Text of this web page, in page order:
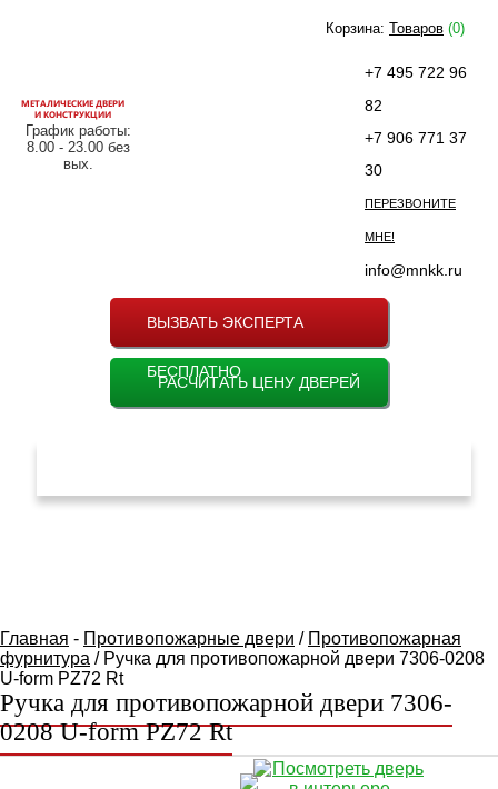
МЕТАЛИЧЕСКИЕ ДВЕРИ
И КОНСТРУКЦИИ
График работы:
8.00 - 23.00 без
вых.
+7 495 722 96
82
+7 906 771 37
30
ПЕРЕЗВОНИТЕ
МНЕ!
info@mnkk.ru
ВЫЗВАТЬ ЭКСПЕРТА
БЕСПЛАТНО
РАСЧИТАТЬ ЦЕНУ ДВЕРЕЙ
Корзина: Товаров (0)
Главная - Противопожарные двери / Противопожарная
фурнитура / Ручка для противопожарной двери 7306-0208
U-form PZ72 Rt
Ручка для противопожарной двери 7306-
0208 U-form PZ72 Rt